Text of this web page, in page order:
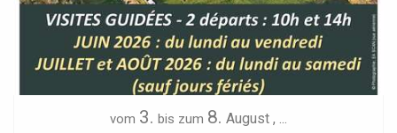
vom 3. bis zum 8. August ,